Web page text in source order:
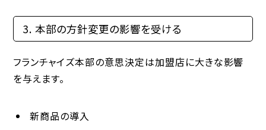
3. 本部の方針変更の影響を受ける
フランチャイズ本部の意思決定は加盟店に大きな影響
を与えます。
新商品の導入